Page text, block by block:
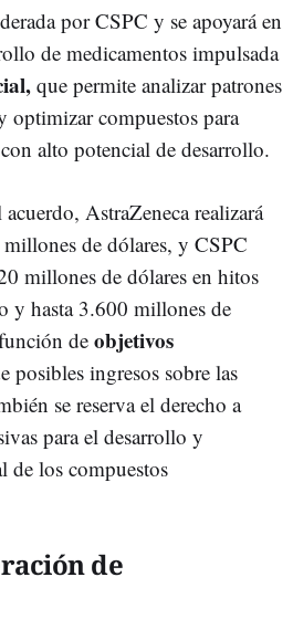
por CSPC y se apoyará en
de medicamentos impulsada
que permite analizar patrones
optimizar compuestos para
alto potencial de desarrollo.
AstraZeneca realizará
de dólares, y CSPC
millones de dólares en hitos
y hasta 3.600 millones de
de objetivos
posibles ingresos sobre las
se reserva el derecho a
para el desarrollo y
de los compuestos
de